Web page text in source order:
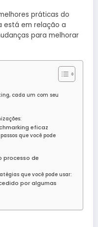
práticas do
está em relação a
para melhorar
cada um com seu
eficaz
que você pode
processo de
que você pode usar:
por algumas